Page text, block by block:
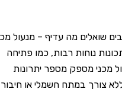
מה עדיף – מנעול מכני
נוחות רבות, כמו פתיחה
מכני מספק מספר יתרונות
צורך במתח חשמלי או חיבור